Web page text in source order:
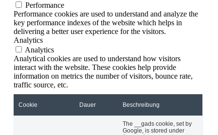
Performance
Performance cookies are used to understand and analyze the
key performance indexes of the website which helps in
delivering a better user experience for the visitors.
Analytics
Analytics
Analytical cookies are used to understand how visitors
interact with the website. These cookies help provide
information on metrics the number of visitors, bounce rate,
traffic source, etc.
Cookie Dauer Beschreibung
The __gads cookie, set by
Google, is stored under